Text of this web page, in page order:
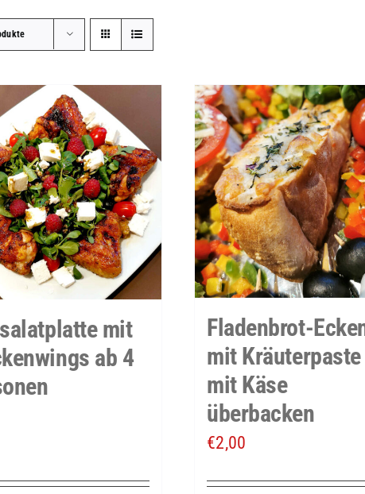
mit
ab 4
Fladenbrot-
mit Kräuterpaste
mit Käse
überbacken
€2,00